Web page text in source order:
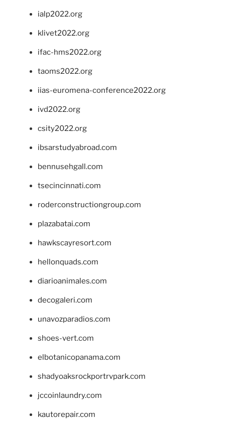
ialp2022.org
klivet2022.org
ifac-hms2022.org
taoms2022.org
iias-euromena-conference2022.org
ivd2022.org
csity2022.org
ibsarstudyabroad.com
bennusehgall.com
tsecincinnati.com
roderconstructiongroup.com
plazabatai.com
hawkscayresort.com
hellonquads.com
diarioanimales.com
decogaleri.com
unavozparadios.com
shoes-vert.com
elbotanicopanama.com
shadyoaksrockportrvpark.com
jccoinlaundry.com
kautorepair.com